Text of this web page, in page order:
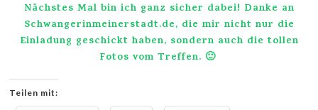
Nächstes Mal bin ich ganz sicher dabei! Danke an
Schwangerinmeinerstadt.de, die mir nicht nur die
Einladung geschickt haben, sondern auch die tollen
Fotos vom Treffen. 🙂
Teilen mit: